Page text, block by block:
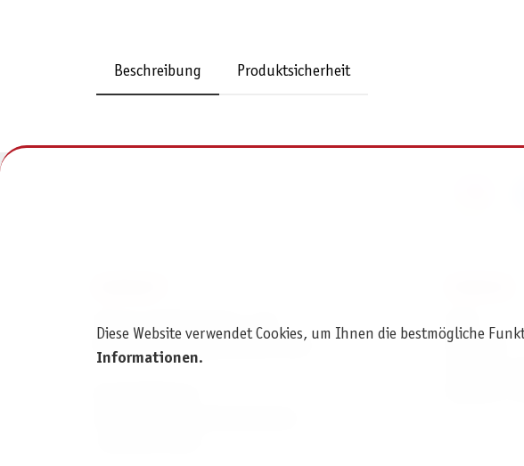
Beschreibung Produktsicherheit
Widerruf
Diese Website verwendet Cookies, um Ihnen die bestmögliche
Informationen.